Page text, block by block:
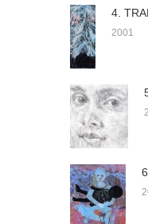
4.
2001